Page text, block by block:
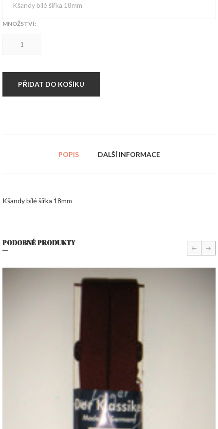
Kšandy bílé šířka 18mm
MNOŽSTVÍ:
PŘIDAT DO KOŠÍKU
POPIS DALŠÍ INFORMACE
Kšandy bílé šířka 18mm
PODOBNÉ PRODUKTY prev